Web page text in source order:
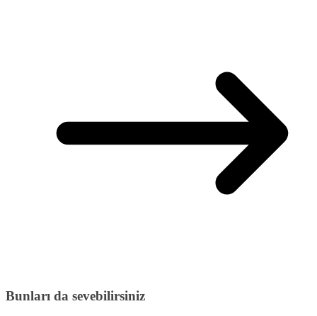
Bunları da sevebilirsiniz